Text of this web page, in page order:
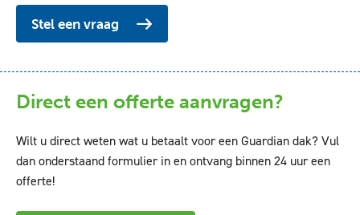
Stel een vraag
Direct een offerte aanvragen?
Wilt u direct weten wat u betaalt voor een Guardian dak? Vul
dan onderstaand formulier in en ontvang binnen 24 uur een
offerte!